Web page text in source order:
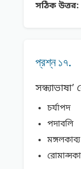
সঠিক উত্তর:
প্রশ্ন ১৭.
চর্যাপদ
পদাবলি
মঙ্গলকাব্য